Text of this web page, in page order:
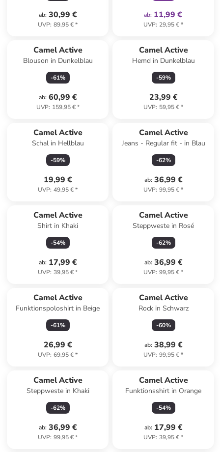
ab: 30,99 €
UVP: 89,95 €*
ab: 11,99 €
UVP: 29,95 €*
Camel Active
Blouson in Dunkelblau
-61%
ab: 60,99 €
UVP: 159,95 €*
Camel Active
Hemd in Dunkelblau
-59%
23,99 €
UVP: 59,95 €*
Camel Active
Schal in Hellblau
-59%
19,99 €
UVP: 49,95 €*
Camel Active
Jeans - Regular fit - in Blau
-62%
ab: 36,99 €
UVP: 99,95 €*
Camel Active
Shirt in Khaki
-54%
ab: 17,99 €
UVP: 39,95 €*
Camel Active
Steppweste in Rosé
-62%
ab: 36,99 €
UVP: 99,95 €*
Camel Active
Funktionspoloshirt in Beige
-61%
26,99 €
UVP: 69,95 €*
Camel Active
Rock in Schwarz
-60%
ab: 38,99 €
UVP: 99,95 €*
Camel Active
Steppweste in Khaki
-62%
ab: 36,99 €
UVP: 99,95 €*
Camel Active
Funktionsshirt in Orange
-54%
ab: 17,99 €
UVP: 39,95 €*